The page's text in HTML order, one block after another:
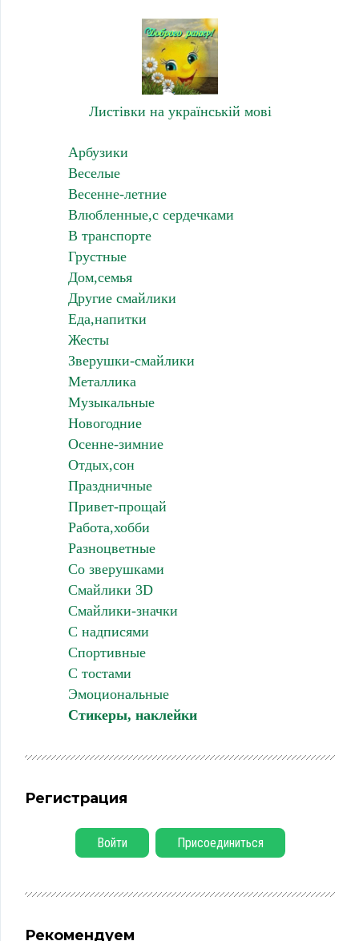
Листівки на українській мові
Арбузики
Веселые
Весенне-летние
Влюбленные,с сердечками
В транспорте
Грустные
Дом,семья
Другие смайлики
Еда,напитки
Жесты
Зверушки-смайлики
Металлика
Музыкальные
Новогодние
Осенне-зимние
Отдых,сон
Праздничные
Привет-прощай
Работа,хобби
Разноцветные
Со зверушками
Смайлики 3D
Смайлики-значки
С надписями
Спортивные
С тостами
Эмоциональные
Стикеры, наклейки
Регистрация
Войти Присоединиться
Рекомендуем